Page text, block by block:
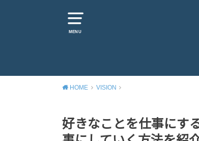
MENU
HOME VISION
好きなことを仕事にす